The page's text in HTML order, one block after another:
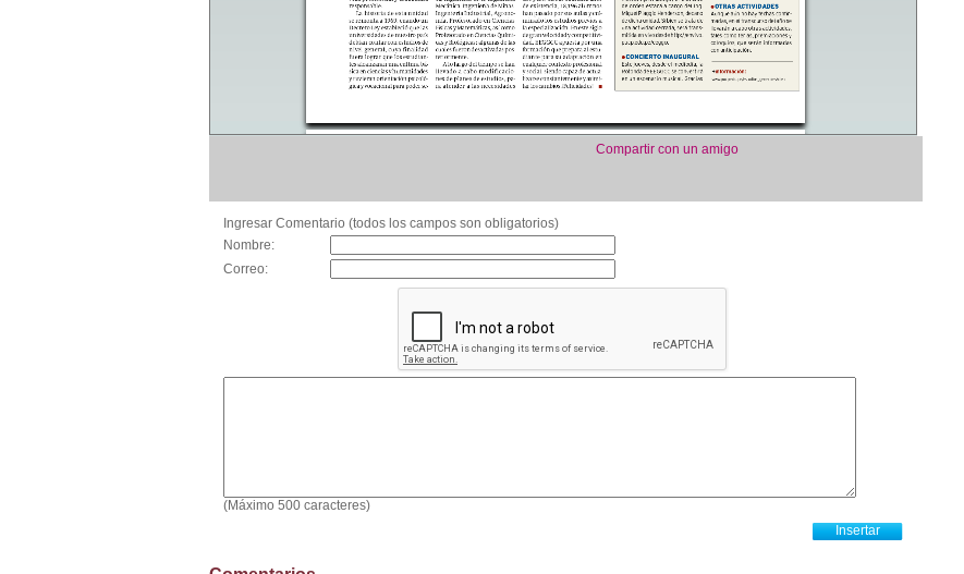
Compartir con un amigo
Ingresar Comentario (todos los campos son obligatorios)
Nombre:
Correo:
(Máximo 500 caracteres)